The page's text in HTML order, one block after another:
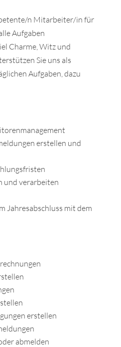
n Mitarbeiter/in für
Aufgaben
Charme, Witz und
Sie uns als
Aufgaben, dazu
erstellen und
und verarbeiten
Jahresabschluss mit dem
erstellen
abmelden